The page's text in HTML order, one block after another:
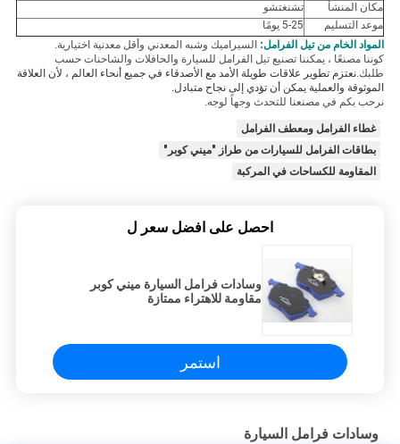
مكان المنشأ
تشنغتشو
موعد التسليم
5-25 يومًا
المواد الخام من تيل الفرامل: السيراميك وشبه المعدني وأقل معدنية اختيارية.
كوننا مصنعًا ، يمكننا تصنيع تيل الفرامل للسيارة والحافلات والشاحنات حسب
طلبك.نعتزم تطوير علاقات طويلة الأمد مع الأصدقاء في جميع أنحاء العالم ، لأن العلاقة
الموثوقة والعملية يمكن أن تؤدي إلى نجاح متبادل.
نرحب بكم في مصنعنا للتحدث وجهاً لوجه.
غطاء الفرامل ومعطف الفرامل
بطاقات الفرامل للسيارات من طراز "ميني كوبر"
المقاومة للكساحات في المركبة
احصل على افضل سعر ل
وسادات فرامل السيارة ميني كوبر
مقاومة للاهتراء ممتازة
استمر
وسادات فرامل السيارة